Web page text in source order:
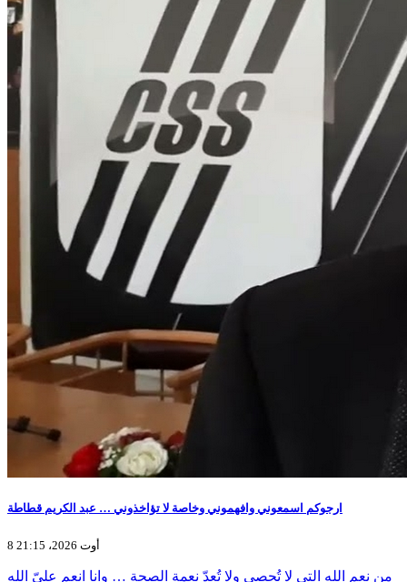
ارجوكم اسمعوني وافهموني وخاصة لا تؤاخذوني … عبد الكريم قطاطة
8 أوت 2026، 21:15
من نعم الله التي لا تُحصى ولا تُعدّ نعمة الصحة … وانا انعم عليّ الله